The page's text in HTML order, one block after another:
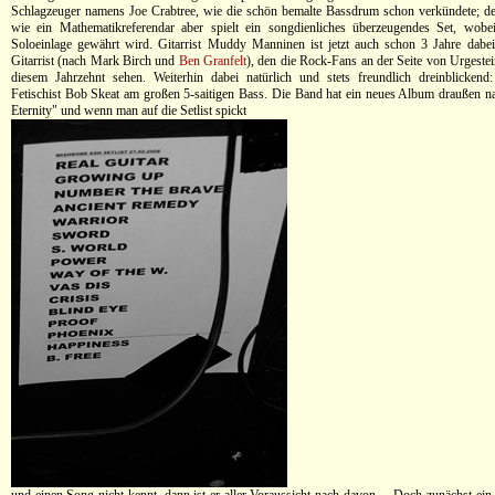
Schlagzeuger namens Joe Crabtree, wie die schön bemalte Bassdrum schon verkündete;
wie ein Mathematikreferendar aber spielt ein songdienliches überzeugendes Set,
Soloeinlage gewährt wird. Gitarrist Muddy Manninen ist jetzt auch schon 3 Jahre
Gitarrist (nach Mark Birch und Ben Granfelt), den die Rock-Fans an der Seite von
diesem Jahrzehnt sehen. Weiterhin dabei natürlich und stets freundlich dreinblickend:
Fetischist Bob Skeat am großen 5-saitigen Bass. Die Band hat ein neues Album draußen
Eternity" und wenn man auf die Setlist spickt